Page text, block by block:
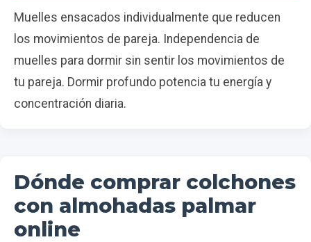
Muelles ensacados individualmente que reducen
los movimientos de pareja. Independencia de
muelles para dormir sin sentir los movimientos de
tu pareja. Dormir profundo potencia tu energía y
concentración diaria.
Dónde comprar colchones
con almohadas palmar
online